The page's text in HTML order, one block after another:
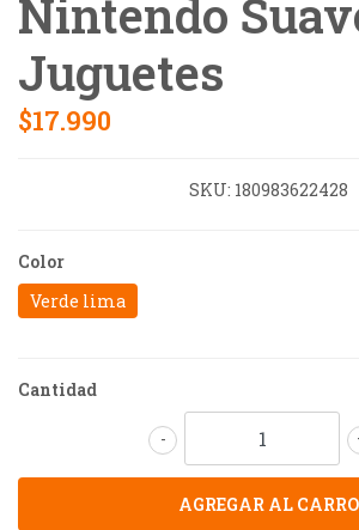
Nintendo
Juguetes
$17.990
SKU: 180983622428
Color
Verde lima
Cantidad
-